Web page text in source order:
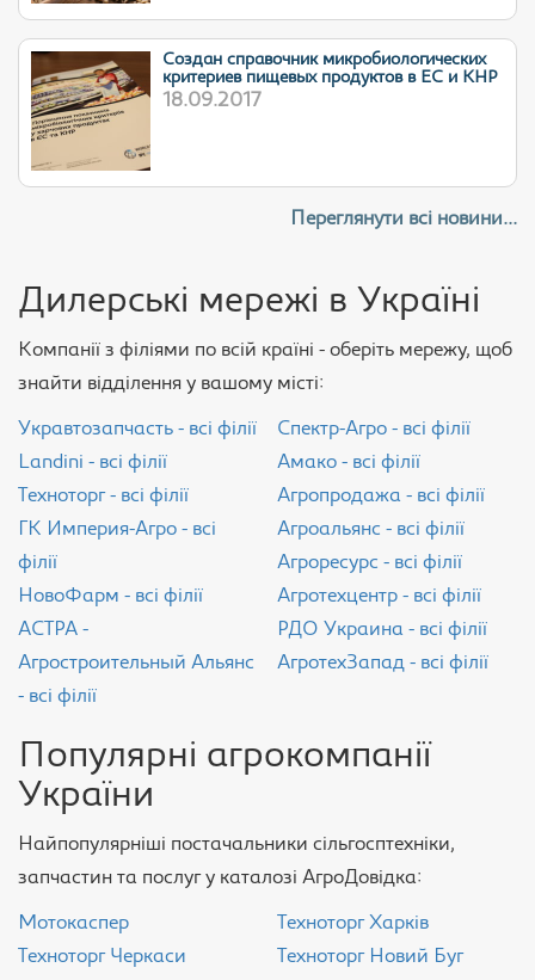
Cоздан справочник микробиологических
критериев пищевых продуктов в ЕС и КНР
18.09.2017
Переглянути всі новини...
Дилерські мережі в Україні
Компанії з філіями по всій країні - оберіть мережу, щоб
знайти відділення у вашому місті:
Укравтозапчасть - всі філії
Landini - всі філії
Техноторг - всі філії
ГК Империя-Агро - всі
філії
НовоФарм - всі філії
АСТРА -
Агростроительный Альянс
- всі філії
Спектр-Агро - всі філії
Амако - всі філії
Агропродажа - всі філії
Агроальянс - всі філії
Агроресурс - всі філії
Агротехцентр - всі філії
РДО Украина - всі філії
АгротехЗапад - всі філії
Популярні агрокомпанії
України
Найпопулярніші постачальники сільгосптехніки,
запчастин та послуг у каталозі АгроДовідка:
Мотокаспер
Техноторг Черкаси
Техноторг Харків
Техноторг Новий Буг